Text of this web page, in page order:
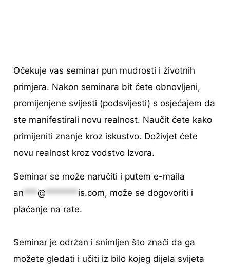
Očekuje vas seminar pun mudrosti i životnih
primjera. Nakon seminara bit ćete obnovljeni,
promijenjene svijesti (podsvijesti) s osjećajem da
ste manifestirali novu realnost. Naučit ćete kako
primijeniti znanje kroz iskustvo. Doživjet ćete
novu realnost kroz vodstvo Izvora.
Seminar se može naručiti i putem e-maila
an***@*******is.com, može se dogovoriti i
plaćanje na rate.
Seminar je održan i snimljen što znači da ga
možete gledati i učiti iz bilo kojeg dijela svijeta